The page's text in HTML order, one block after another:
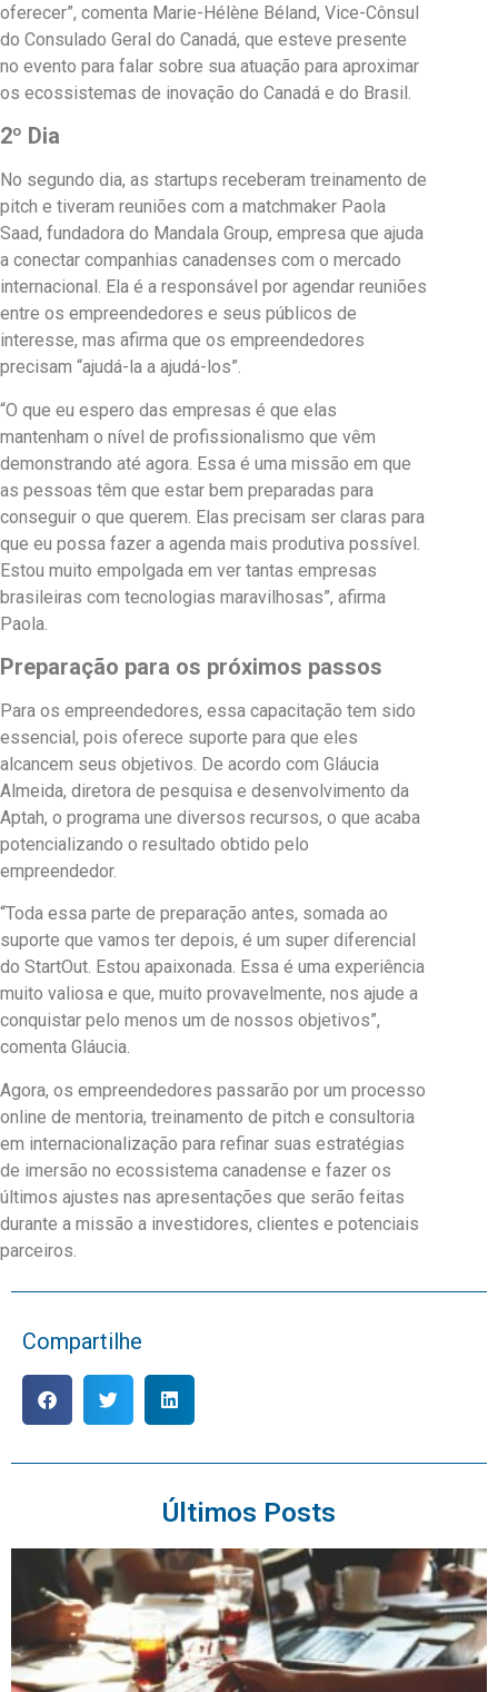
oferecer”, comenta Marie-Hélène Béland, Vice-Cônsul
do Consulado Geral do Canadá, que esteve presente
no evento para falar sobre sua atuação para aproximar
os ecossistemas de inovação do Canadá e do Brasil.
2º Dia
No segundo dia, as startups receberam treinamento de
pitch e tiveram reuniões com a matchmaker Paola
Saad, fundadora do Mandala Group, empresa que ajuda
a conectar companhias canadenses com o mercado
internacional. Ela é a responsável por agendar reuniões
entre os empreendedores e seus públicos de
interesse, mas afirma que os empreendedores
precisam “ajudá-la a ajudá-los”.
“O que eu espero das empresas é que elas
mantenham o nível de profissionalismo que vêm
demonstrando até agora. Essa é uma missão em que
as pessoas têm que estar bem preparadas para
conseguir o que querem. Elas precisam ser claras para
que eu possa fazer a agenda mais produtiva possível.
Estou muito empolgada em ver tantas empresas
brasileiras com tecnologias maravilhosas”, afirma
Paola.
Preparação para os próximos passos
Para os empreendedores, essa capacitação tem sido
essencial, pois oferece suporte para que eles
alcancem seus objetivos. De acordo com Gláucia
Almeida, diretora de pesquisa e desenvolvimento da
Aptah, o programa une diversos recursos, o que acaba
potencializando o resultado obtido pelo
empreendedor.
“Toda essa parte de preparação antes, somada ao
suporte que vamos ter depois, é um super diferencial
do StartOut. Estou apaixonada. Essa é uma experiência
muito valiosa e que, muito provavelmente, nos ajude a
conquistar pelo menos um de nossos objetivos”,
comenta Gláucia.
Agora, os empreendedores passarão por um processo
online de mentoria, treinamento de pitch e consultoria
em internacionalização para refinar suas estratégias
de imersão no ecossistema canadense e fazer os
últimos ajustes nas apresentações que serão feitas
durante a missão a investidores, clientes e potenciais
parceiros.
Compartilhe
Últimos Posts